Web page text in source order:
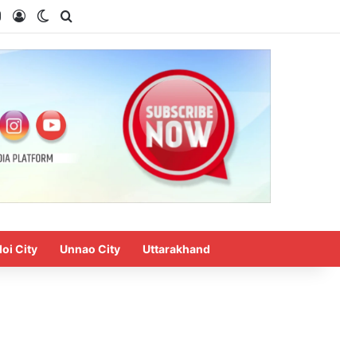
Instagram
Log InSwitch skin
City Unnao City Uttarakhand